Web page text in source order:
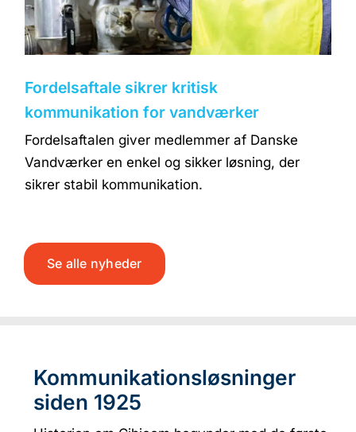
Se alle nyheder
Fordelsaftale sikrer kritisk
kommunikation for vandværker
Fordelsaftalen giver medlemmer af Danske
Vandværker en enkel og sikker løsning, der
sikrer stabil kommunikation.
Kommunikationsløsninger
siden 1925